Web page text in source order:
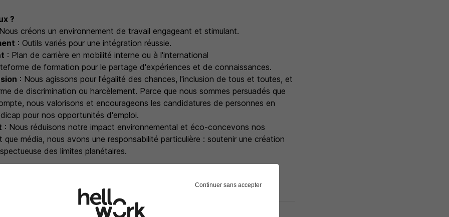
?
créons un environnement de travail engageant et stimulant.
: Outils variés pour une intégration réussie.
: Plan de carrière en mobilité interne ou à l'international
de formation pour le partage d'expériences et de connaissances.
: Nous agissons pour l'égalité des chances, l'inclusion de tous et toutes, et
de discrimination ou harcèlement. Parce que nous sommes persuadés que
nous valorisons et encourageons les candidatures de personnes en
pour nos opportunités d'emploi.
: Nous réduisons notre impact environnemental et éco-concevons nos
que média, nous avons une responsabilité particulière : soutenir une création
des limites planétaires.
actualités, n'hésitez pas à nous suivre sur [LinkedIn] et [Twitter].
B
Continuer sans accepter